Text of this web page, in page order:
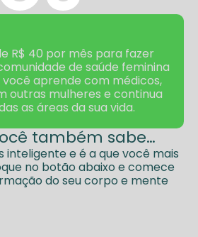
R$ 40 por mês para fazer
de saúde feminina
aprende com médicos,
outras mulheres e continua
as áreas da sua vida.
também sabe…
inteligente e é a que você mais
no botão abaixo e comece
do seu corpo e mente